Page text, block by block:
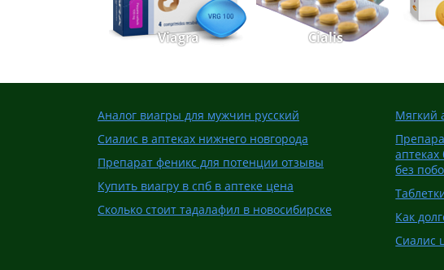
Viagra Cialis
Аналог виагры для мужчин русский
Сиалис в аптеках нижнего новгорода
Препарат феникс для потенции отзывы
Купить виагру в спб в аптеке цена
Сколько стоит тадалафил в новосибирске
Мягкий
без
Как
Сиалис